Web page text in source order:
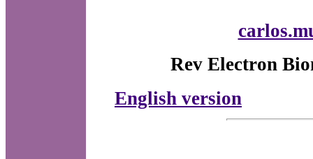
Rev Electron
English version